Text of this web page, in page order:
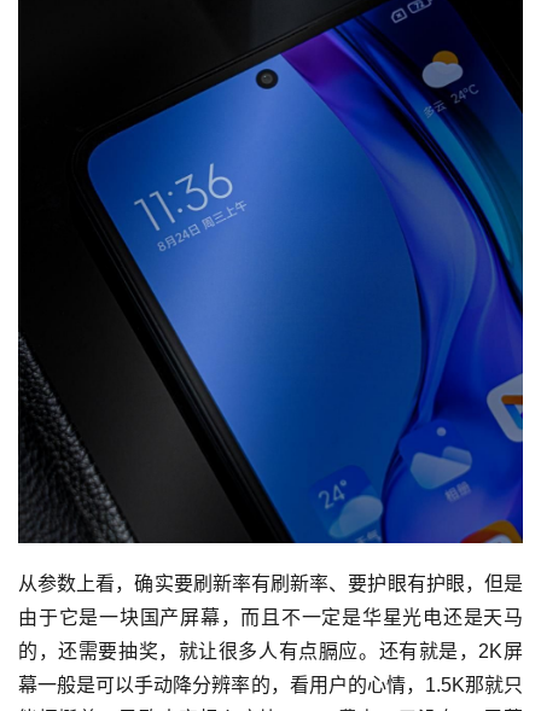
从参数上看，确实要刷新率有刷新率、要护眼有护眼，但是
由于它是一块国产屏幕，而且不一定是华星光电还是天马
的，还需要抽奖，就让很多人有点膈应。还有就是，2K屏
幕一般是可以手动降分辨率的，看用户的心情，1.5K那就只